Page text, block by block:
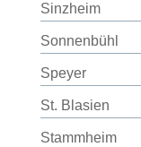
Sinzheim
Sonnenbühl
Speyer
St. Blasien
Stammheim